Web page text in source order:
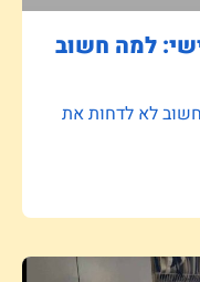
למה חשוב
לא לדחות את